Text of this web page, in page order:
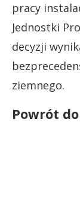
pracy
Jednostki
decyzji
ziemnego.
Powrót